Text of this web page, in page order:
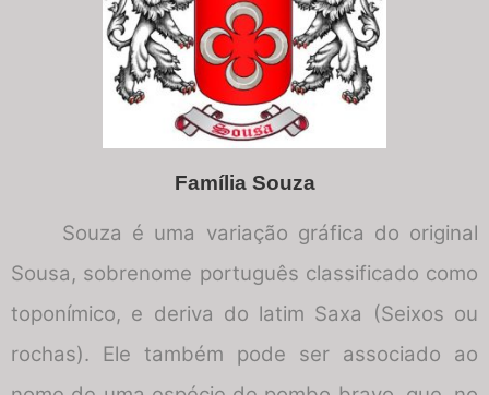
Família Souza
Souza é uma variação gráfica do original
Sousa, sobrenome português classificado como
toponímico, e deriva do latim Saxa (Seixos ou
rochas). Ele também pode ser associado ao